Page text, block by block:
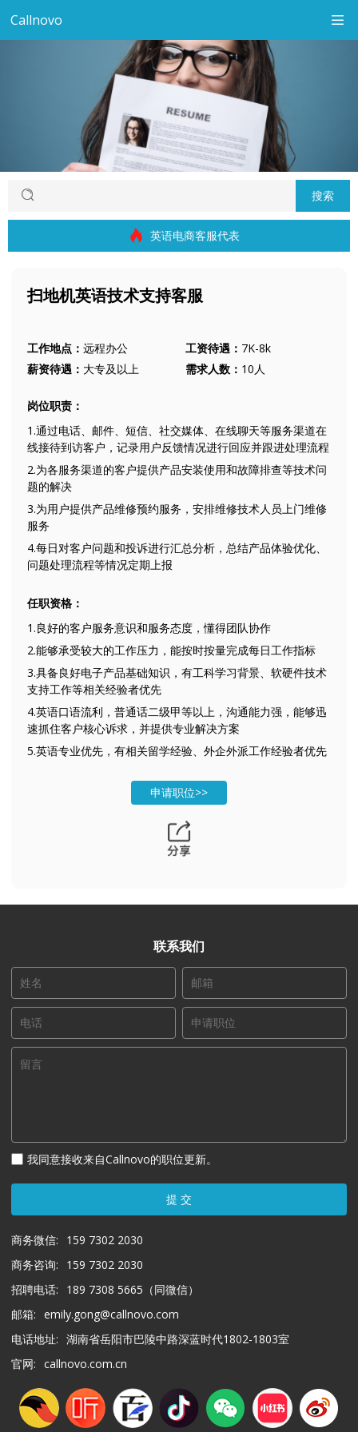
Callnovo
搜索
英语电商客服代表
扫地机英语技术支持客服
工作地点： 远程办公 工资待遇： 7K-8k
薪资待遇： 大专及以上 需求人数： 10人
岗位职责：
1.通过电话、邮件、短信、社交媒体、在线聊天等服务渠道在
线接待到访客户，记录用户反馈情况进行回应并跟进处理流程
2.为各服务渠道的客户提供产品安装使用和故障排查等技术问
题的解决
3.为用户提供产品维修预约服务，安排维修技术人员上门维修
服务
4.每日对客户问题和投诉进行汇总分析，总结产品体验优化、
问题处理流程等情况定期上报
任职资格：
1.良好的客户服务意识和服务态度，懂得团队协作
2.能够承受较大的工作压力，能按时按量完成每日工作指标
3.具备良好电子产品基础知识，有工科学习背景、软硬件技术
支持工作等相关经验者优先
4.英语口语流利，普通话二级甲等以上，沟通能力强，能够迅
速抓住客户核心诉求，并提供专业解决方案
5.英语专业优先，有相关留学经验、外企外派工作经验者优先
申请职位>>
联系我们
我同意接收来自Callnovo的职位更新。
提 交
商务微信:
159 7302 2030
商务咨询:
159 7302 2030
招聘电话:
189 7308 5665（同微信）
邮箱: emily.gong@callnovo.com
电话地址: 湖南省岳阳市巴陵中路深蓝时代1802-1803室
官网: callnovo.com.cn